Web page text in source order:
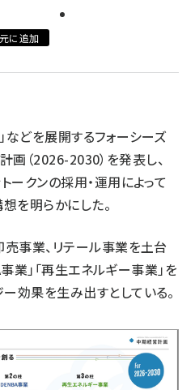
に追加
などを展開するフォーシーズ
（2026-2030）を発表し、
クンの採用・運用によって
を明らかにした。
売事業、リテール事業を土台
業」「再生エネルギー事業」を
効果を生み出すとしている。